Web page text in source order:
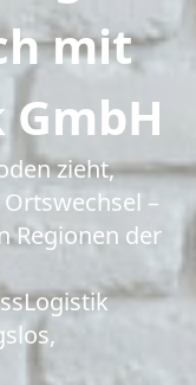
mit
zieht,
–
Regionen der